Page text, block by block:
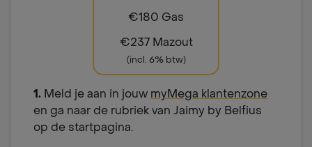
€180 Gas
€237 Mazout
(incl. 6% btw)
1. Meld je aan in jouw myMega klantenzone
en ga naar de rubriek van Jaimy by Belfius
op de startpagina.